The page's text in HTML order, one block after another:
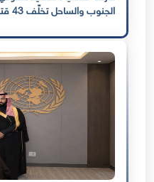
الجنوب والساحل تخلّف 43 قتيلا